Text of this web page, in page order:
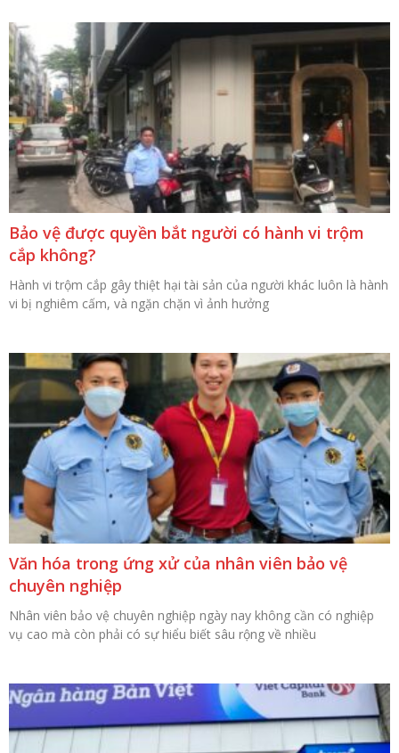
Bảo vệ được quyền bắt người có hành vi trộm
cắp không?
Hành vi trộm cắp gây thiệt hại tài sản của người khác luôn là hành
vi bị nghiêm cấm, và ngặn chặn vì ảnh hưởng
Văn hóa trong ứng xử của nhân viên bảo vệ
chuyên nghiệp
Nhân viên bảo vệ chuyên nghiệp ngày nay không cần có nghiệp
vụ cao mà còn phải có sự hiểu biết sâu rộng về nhiều